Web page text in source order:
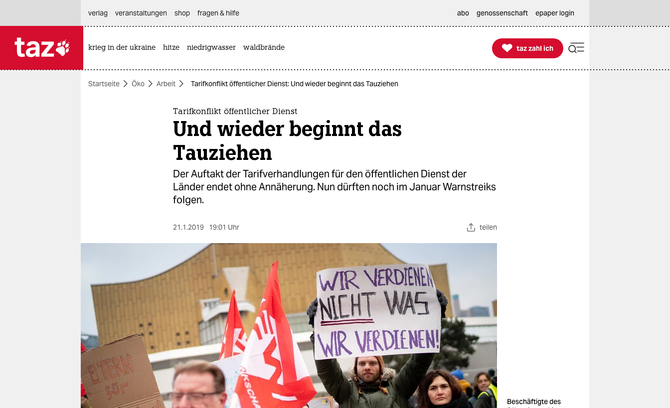
themen
nord
verlag
verlag
veranstaltungen
shop
fragen & hilfe
unterstützen
verlag
veranstaltungen shop fragen & hilfe abo genossenschaft epaper login
krieg in der ukraine hitze niedrigwasser waldbrände 
taz zahl ich
taz zahl ich
Startseite Öko Arbeit Tarifkonflikt öffentlicher Dienst: Und wieder beginnt das Tauziehen
Tarifkonflikt öffentlicher Dienst
Und wieder beginnt das
Tauziehen
Der Auftakt der Tarifverhandlungen für den öffentlichen Dienst der
Länder endet ohne Annäherung. Nun dürften noch im Januar Warnstreiks
folgen.
21.1.2019 19:01 Uhr teilen
Beschäftigte des